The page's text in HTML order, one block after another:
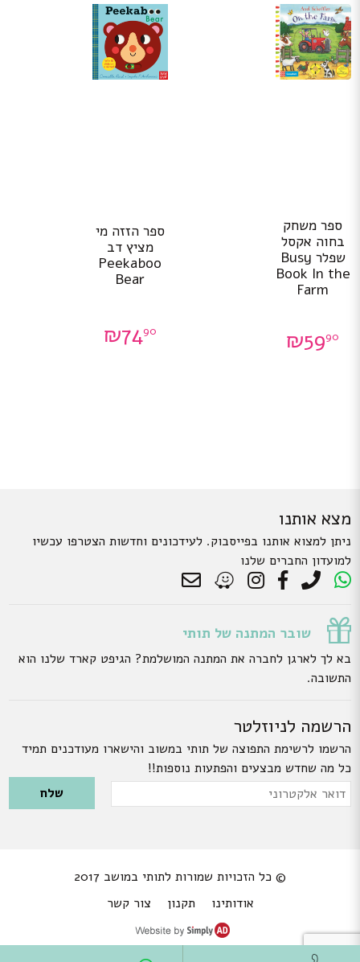
ספר משחק
בחוה אקסל
שפלר Busy
Book In the
Farm
₪5990
ספר הזזה מי
מציץ דב
Peekaboo
Bear
₪7490
מצא אותנו
ניתן למצוא אותנו בפייסבוק. לעידכונים וחדשות הצטרפו עכשיו
למועדון החברים שלנו
שובר המתנה של תותי
בא לך לארגן לחברה את המתנה המושלמת? הגיפט קארד שלנו הוא
התשובה.
הרשמה לניוזלטר
הרשמו לרשימת התפוצה של תותי במשוב והישארו מעודכנים תמיד
כל מה שחדש מבצעים והפתעות נוספות!!
Please leave this field empty.
דואר
© כל הזכויות שמורות לתותי במושב 2017
אודותינו
תקנון צור קשר